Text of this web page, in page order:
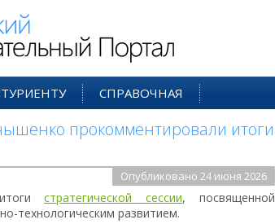
СПРАВОЧНАЯ
прокомментировали итоги
Опубликовано 24 июня 2026
итогистратегической сессии, посвященной
технологическим развитием.